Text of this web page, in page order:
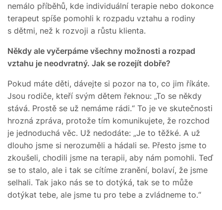
nemálo příběhů, kde individuální terapie nebo dokonce
terapeut spíše pomohli k rozpadu vztahu a rodiny
s dětmi, než k rozvoji a růstu klienta.
Někdy ale vyčerpáme všechny možnosti a rozpad
vztahu je neodvratný. Jak se rozejít dobře?
Pokud máte děti, dávejte si pozor na to, co jim říkáte.
Jsou rodiče, kteří svým dětem řeknou: „To se někdy
stává. Prostě se už nemáme rádi.“ To je ve skutečnosti
hrozná zpráva, protože tím komunikujete, že rozchod
je jednoduchá věc. Už nedodáte: „Je to těžké. A už
dlouho jsme si nerozuměli a hádali se. Přesto jsme to
zkoušeli, chodili jsme na terapii, aby nám pomohli. Teď
se to stalo, ale i tak se cítíme zranění, bolaví, že jsme
selhali. Tak jako nás se to dotýká, tak se to může
dotýkat tebe, ale jsme tu pro tebe a zvládneme to.“